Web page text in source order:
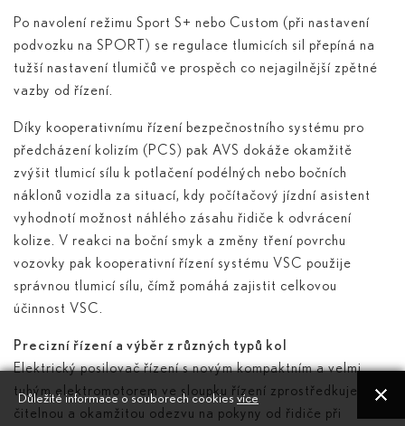
Po navolení režimu Sport S+ nebo Custom (při nastavení
podvozku na SPORT) se regulace tlumicích sil přepíná na
tužší nastavení tlumičů ve prospěch co nejagilnější zpětné
vazby od řízení.
Díky kooperativnímu řízení bezpečnostního systému pro
předcházení kolizím (PCS) pak AVS dokáže okamžitě
zvýšit tlumicí sílu k potlačení podélných nebo bočních
náklonů vozidla za situací, kdy počítačový jízdní asistent
vyhodnotí možnost náhlého zásahu řidiče k odvrácení
kolize. V reakci na boční smyk a změny tření povrchu
vozovky pak kooperativní řízení systému VSC použije
správnou tlumicí sílu, čímž pomáhá zajistit celkovou
účinnost VSC.
Precizní řízení a výběr z různých typů kol
Elektrický posilovač řízení s novým kompaktním a velmi
tuhým elektromotorem ve sloupku řízení zprostředkuje
čitelnou a okamžitou odezvu na pokyny od řidiče při
Důležité informace o souborech cookies více